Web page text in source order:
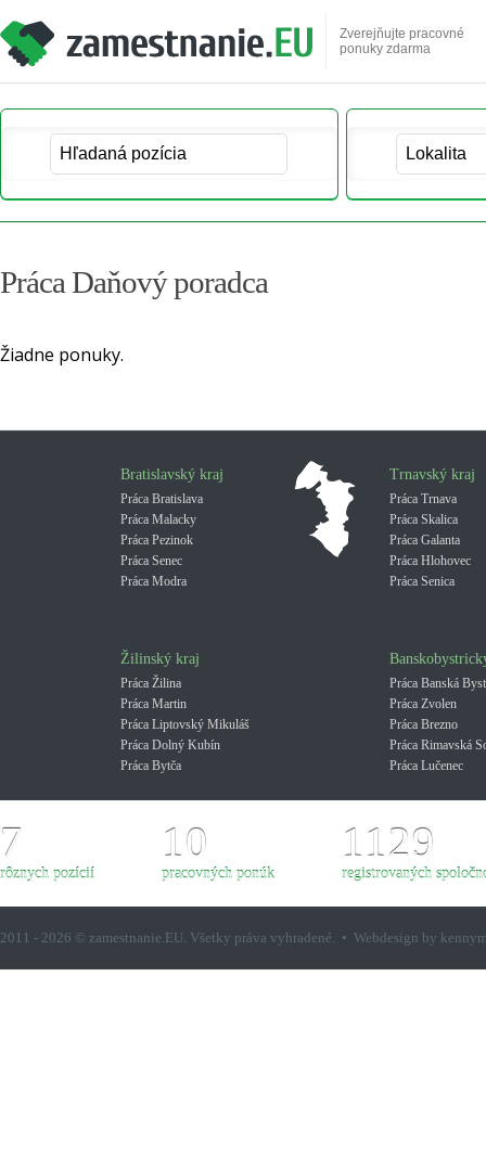
Zverejňujte pracovné
ponuky zdarma
Práca Daňový poradca
Žiadne ponuky.
Bratislavský kraj
Práca Bratislava
Práca Malacky
Práca Pezinok
Práca Senec
Práca Modra
Trnavský kraj
Práca Trnava
Práca Skalica
Práca Galanta
Práca Hlohovec
Práca Senica
Žilinský kraj
Práca Žilina
Práca Martin
Práca Liptovský Mikuláš
Práca Dolný Kubín
Práca Bytča
Práca Banská
Práca Zvolen
Práca Brezno
Práca Rimavská
Práca Lučenec
7
rôznych pozícií
10
pracovných ponúk
1129
registrovaných
2011 - 2026 © zamestnanie.EU. Všetky práva vyhradené. • Webdesign by